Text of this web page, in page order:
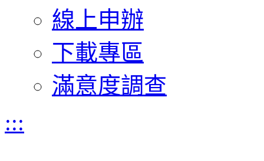
線上申辦
下載專區
滿意度調查
:::